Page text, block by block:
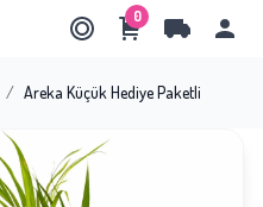
0
/ Areka Küçük Hediye Paketli